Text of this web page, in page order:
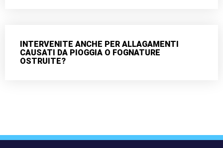
INTERVENITE ANCHE PER ALLAGAMENTI
CAUSATI DA PIOGGIA O FOGNATURE
OSTRUITE?